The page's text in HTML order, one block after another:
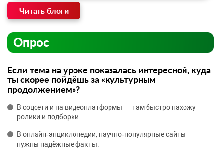
Читать блоги
Опрос
Если тема на уроке показалась интересной, куда
ты скорее пойдёшь за «культурным
продолжением»?
В соцсети и на видеоплатформы — там быстро нахожу
ролики и подборки.
В онлайн‑энциклопедии, научно‑популярные сайты —
нужны надёжные факты.